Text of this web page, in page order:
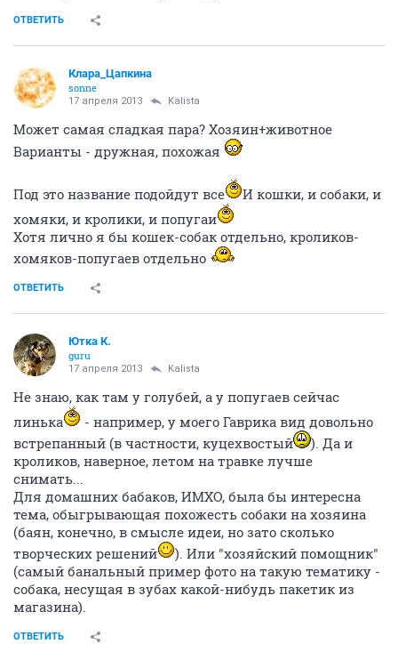
ОТВЕТИТЬ
Клара_Цапкина
sonne
17 апреля 2013 Kalista
Может самая сладкая пара? Хозяин+животное
Варианты - дружная, похожая
Под это название подойдут все
И кошки, и собаки, и
хомяки, и кролики, и попугаи
Хотя лично я бы кошек-собак отдельно, кроликов-
хомяков-попугаев отдельно
ОТВЕТИТЬ
Ютка К.
guru
17 апреля 2013 Kalista
Не знаю, как там у голубей, а у попугаев сейчас
линька
- например, у моего Гаврика вид довольно
встрепанный (в частности, куцехвостый
). Да и
кроликов, наверное, летом на травке лучше
снимать...
Для домашних бабаков, ИМХО, была бы интересна
тема, обыгрывающая похожесть собаки на хозяина
(баян, конечно, в смысле идеи, но зато сколько
творческих решений
). Или "хозяйский помощник"
(самый банальный пример фото на такую тематику -
собака, несущая в зубах какой-нибудь пакетик из
магазина).
ОТВЕТИТЬ